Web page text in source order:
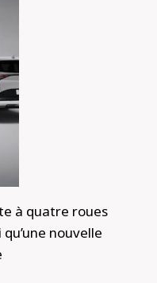
à quatre roues
nouvelle